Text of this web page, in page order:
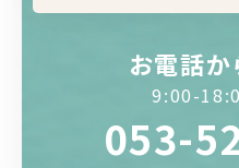
お電話
9:00-
053-